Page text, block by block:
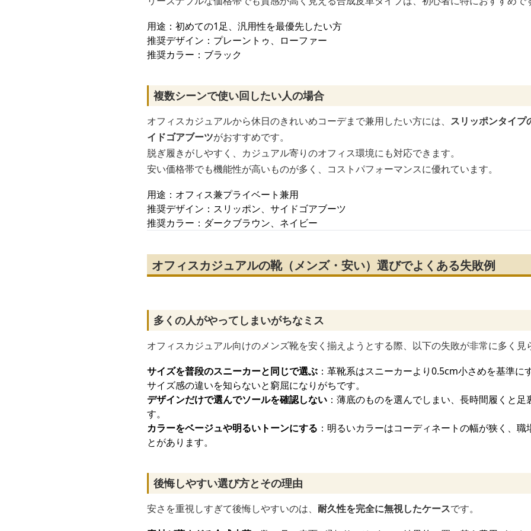
用途：初めての1足、汎用性を最優先したい方
推奨デザイン：プレーントゥ、ローファー
推奨カラー：ブラック
複数シーンで使い回したい人の場合
オフィスカジュアルから休日のきれいめコーデまで兼用したい方には、 スリッポンタイプ
イドゴアブーツがおすすめです。
脱ぎ履きがしやすく、カジュアル寄りのオフィス環境にも対応できます。
安い価格帯でも機能性が高いものが多く、コストパフォーマンスに優れています。
用途：オフィス兼プライベート兼用
推奨デザイン：スリッポン、サイドゴアブーツ
推奨カラー：ダークブラウン、ネイビー
オフィスカジュアルの靴（メンズ・安い）選びでよくある失敗例
多くの人がやってしまいがちなミス
オフィスカジュアル向けのメンズ靴を安く揃えようとする際、以下の失敗が非常に多く見
サイズを普段のスニーカーと同じで選ぶ ：革靴系はスニーカーより0.5cm小さめを基準に
サイズ感の違いを知らないと窮屈になりがちです。
デザインだけで選んでソールを確認しない ：薄底のものを選んでしまい、長時間履くと
す。
カラーをベージュや明るいトーンにする ：明るいカラーはコーディネートの幅が狭く、
とがあります。
後悔しやすい選び方とその理由
安さを重視しすぎて後悔しやすいのは、 耐久性を完全に無視したケースです。